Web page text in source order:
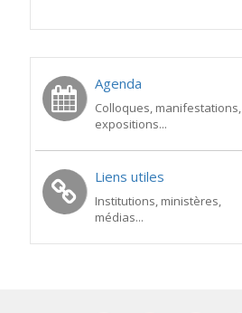
Agenda
Colloques, manifestations,
expositions...
Liens utiles
Institutions, ministères,
médias...